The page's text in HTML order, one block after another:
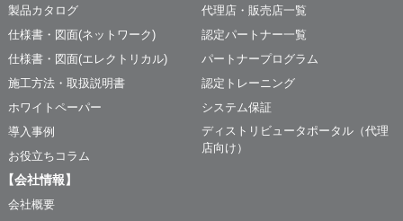
製品カタログ
仕様書・図面(ネットワーク)
仕様書・図面(エレクトリカル)
施工方法・取扱説明書
ホワイトペーパー
導入事例
お役立ちコラム
代理店・販売店一覧
認定パートナー一覧
パートナープログラム
認定トレーニング
システム保証
ディストリビュータポータル（代理
店向け）
【会社情報】
会社概要